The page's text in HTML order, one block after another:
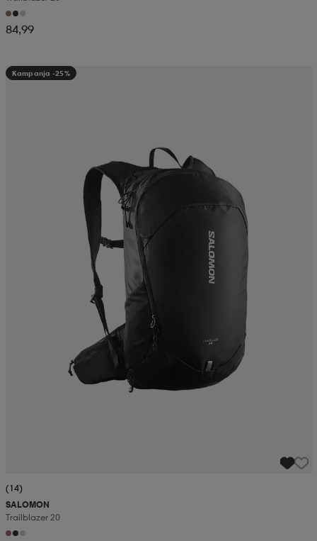
84,99
Kampanja -25%
(14)
SALOMON
Trailblazer 20